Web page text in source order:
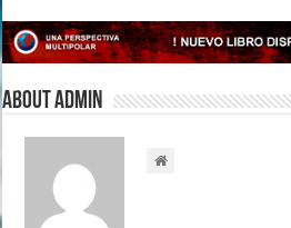
About admin